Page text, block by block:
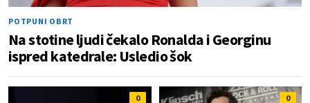
POTPUNI OBRT
Na stotine ljudi čekalo Ronalda i Georginu
ispred katedrale: Usledio šok
0 0